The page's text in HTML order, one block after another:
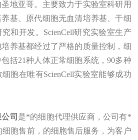
地亚哥。主要致力于实验室科研用
基、原代细胞无血清培养基、干细
和开发。ScienCell研究实验室生产
养基都经过了严格的质量控制，细
括21种人体正常细胞系统，90多种
胞在唯有ScienCell实验室能够成功
司 是*的细胞代理供应商，公司有*
细胞售前，的细胞售后服务 ，为客户